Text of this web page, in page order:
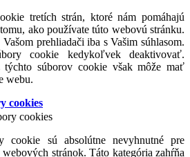
tretích strán, ktoré nám pomáhajú
ako používate túto webovú stránku.
prehliadači iba s Vašim súhlasom.
cookie kedykoľvek deaktivovať.
týchto súborov cookie však môže mať
webu.
cookies
cookies
cookie sú absolútne nevyhnutné pre
stránok. Táto kategória zahŕňa